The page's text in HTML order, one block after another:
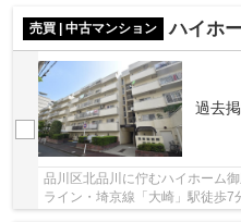
売買 | 中古マンション ハイホ
過去
品川区北品川に佇むハイホーム
ライン・埼京線「大崎」駅徒歩